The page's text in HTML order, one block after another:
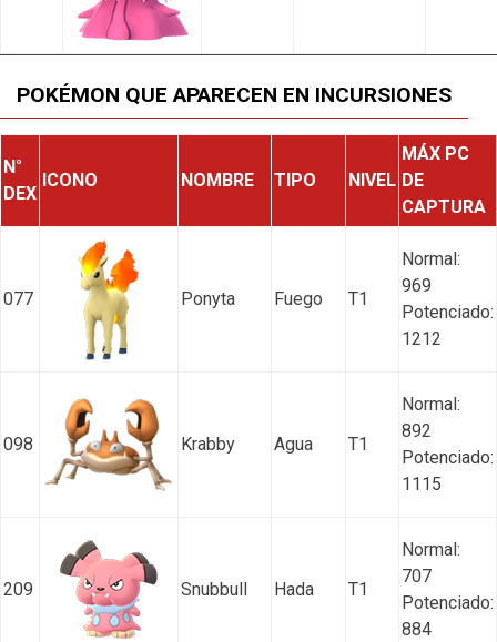
POKÉMON QUE APARECEN EN INCURSIONES
N°
DEX
ICONO NOMBRE TIPO NIVEL
MÁX PC
DE
CAPTURA
077 Ponyta Fuego T1
Normal:
969
Potenciado:
1212
098 Krabby Agua T1
Normal:
892
Potenciado:
1115
209 Snubbull Hada T1
Normal:
707
Potenciado:
884